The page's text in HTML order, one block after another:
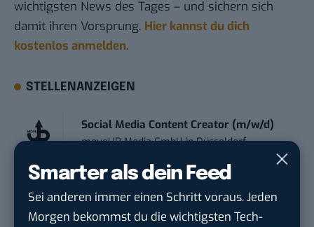
Smarter als dein Feed
Sei anderen immer einen Schritt voraus. Jeden
Morgen bekommst du die wichtigsten Tech-
wichtigsten News des Tages – und sichern sich
damit ihren Vorsprung. Hier kannst du dich
kostenlos anmelden.
STELLENANZEIGEN
Social Media Content Creator (m/w/d)
moveUP Media GmbHinDüsseldorf
Anforderungs- und Projektmanager
touristische...
trendtours Holding GmbHinEschborn